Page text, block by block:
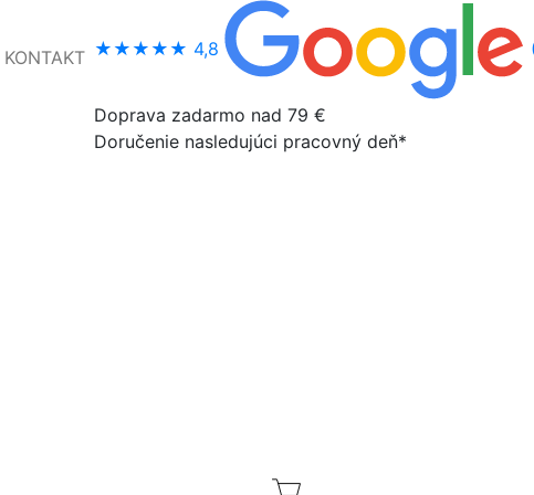
KONTAKT ★★★★★ 4,8
Doprava zadarmo nad 79 €
Doručenie nasledujúci pracovný deň*